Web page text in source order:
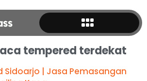
tempered terdekat
Sidoarjo | Jasa Pemasangan